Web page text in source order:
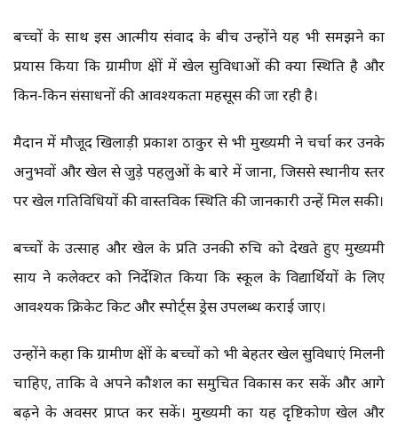
बच्चों के साथ इस आत्मीय संवाद के बीच उन्होंने यह भी समझने का
प्रयास किया कि ग्रामीण क्षेत्रों में खेल सुविधाओं की क्या स्थिति है और
किन-किन संसाधनों की आवश्यकता महसूस की जा रही है।
मैदान में मौजूद खिलाड़ी प्रकाश ठाकुर से भी मुख्यमंत्री ने चर्चा कर उनके
अनुभवों और खेल से जुड़े पहलुओं के बारे में जाना, जिससे स्थानीय स्तर
पर खेल गतिविधियों की वास्तविक स्थिति की जानकारी उन्हें मिल सकी।
बच्चों के उत्साह और खेल के प्रति उनकी रुचि को देखते हुए मुख्यमंत्री
साय ने कलेक्टर को निर्देशित किया कि स्कूल के विद्यार्थियों के लिए
आवश्यक क्रिकेट किट और स्पोर्ट्स ड्रेस उपलब्ध कराई जाए।
उन्होंने कहा कि ग्रामीण क्षेत्रों के बच्चों को भी बेहतर खेल सुविधाएं मिलनी
चाहिए, ताकि वे अपने कौशल का समुचित विकास कर सकें और आगे
बढ़ने के अवसर प्राप्त कर सकें। मुख्यमंत्री का यह दृष्टिकोण खेल और